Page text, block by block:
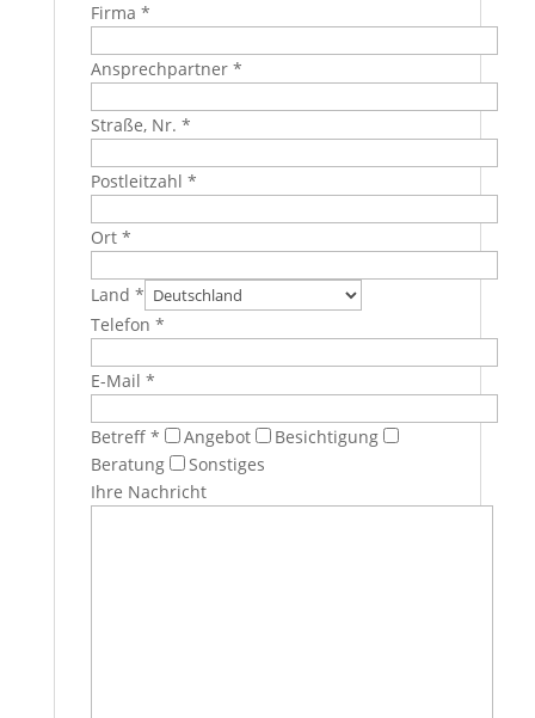
Firma *
Ansprechpartner *
Straße, Nr. *
Postleitzahl *
Ort *
Land *
Telefon *
E-Mail *
Betreff * Angebot
Besichtigung
Beratung
Sonstiges
Ihre Nachricht